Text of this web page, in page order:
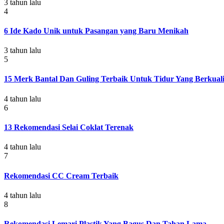
3 tahun lalu
4
6 Ide Kado Unik untuk Pasangan yang Baru Menikah
3 tahun lalu
5
15 Merk Bantal Dan Guling Terbaik Untuk Tidur Yang
4 tahun lalu
6
13 Rekomendasi Selai Coklat Terenak
4 tahun lalu
7
Rekomendasi CC Cream Terbaik
4 tahun lalu
8